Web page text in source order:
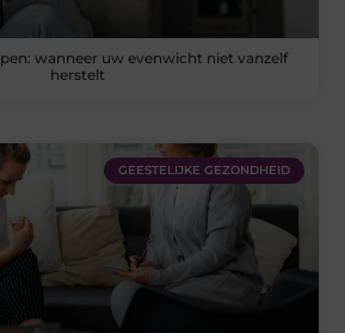
wanneer uw evenwicht niet vanzelf
herstelt
GEESTELIJKE GEZONDHEID